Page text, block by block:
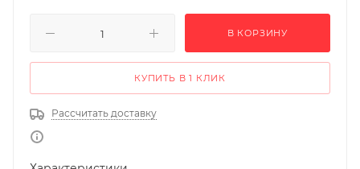
В КОРЗИНУ
КУПИТЬ В 1 КЛИК
Рассчитать доставку